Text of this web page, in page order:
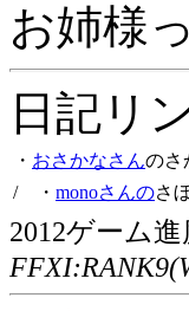
お姉様
日記リ
・ おさかなさんのさ
/ ・ monoさんのさ
2012ゲーム進